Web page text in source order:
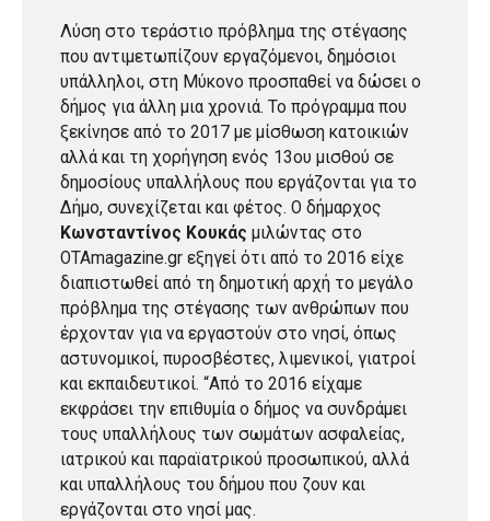
Λύση στο τεράστιο πρόβλημα της στέγασης
που αντιμετωπίζουν εργαζόμενοι, δημόσιοι
υπάλληλοι, στη Μύκονο προσπαθεί να δώσει ο
δήμος για άλλη μια χρονιά. Το πρόγραμμα που
ξεκίνησε από το 2017 με μίσθωση κατοικιών
αλλά και τη χορήγηση ενός 13ου μισθού σε
δημοσίους υπαλλήλους που εργάζονται για το
Δήμο, συνεχίζεται και φέτος. Ο δήμαρχος
Κωνσταντίνος Κουκάς μιλώντας στο
OTAmagazine.gr εξηγεί ότι από το 2016 είχε
διαπιστωθεί από τη δημοτική αρχή το μεγάλο
πρόβλημα της στέγασης των ανθρώπων που
έρχονταν για να εργαστούν στο νησί, όπως
αστυνομικοί, πυροσβέστες, λιμενικοί, γιατροί
και εκπαιδευτικοί. “Από το 2016 είχαμε
εκφράσει την επιθυμία ο δήμος να συνδράμει
τους υπαλλήλους των σωμάτων ασφαλείας,
ιατρικού και παραϊατρικού προσωπικού, αλλά
και υπαλλήλους του δήμου που ζουν και
εργάζονται στο νησί μας.